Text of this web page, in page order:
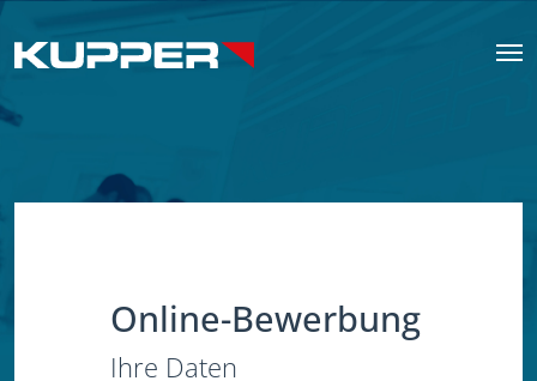
Online-Bewerbung
Ihre Daten